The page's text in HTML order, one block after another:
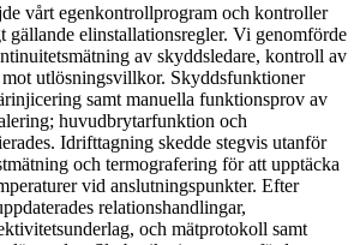
vårt egenkontrollprogram och kontroller
elinstallationsregler. Vi genomförde
av skyddsledare, kontroll av
utlösningsvillkor. Skyddsfunktioner
samt manuella funktionsprov av
huvudbrytarfunktion och
Idrifttagning skedde stegvis utanför
och termografering för att upptäcka
vid anslutningspunkter. Efter
relationshandlingar,
och mätprotokoll samt